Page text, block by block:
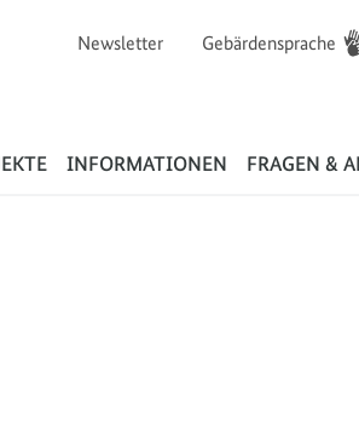
Newsletter Gebärdensprache
INFORMATIONEN FRAGEN &